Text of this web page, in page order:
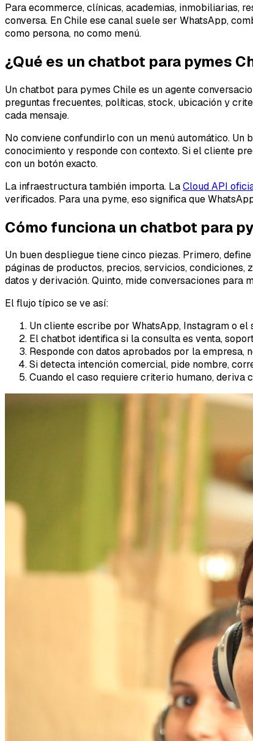
Para ecommerce, clínicas, academias, inmobiliarias,
conversa. En Chile ese canal suele ser WhatsApp,
como persona, no como menú.
¿Qué es un chatbot para pymes
Un chatbot para pymes Chile es un agente
preguntas frecuentes, políticas, stock, ubicación y
cada mensaje.
No conviene confundirlo con un menú automático. Un
conocimiento y responde con contexto. Si el cliente
con un botón exacto.
La infraestructura también importa. LaCloud API
verificados. Para una pyme, eso significa que
Cómo funciona un chatbot para
Un buen despliegue tiene cinco piezas. Primero,
páginas de productos, precios, servicios,
datos y derivación. Quinto, mide conversaciones para
El flujo típico se ve así:
Un cliente escribe por WhatsApp, Instagram o el
El chatbot identifica si la consulta es venta,
Responde con datos aprobados por la empresa,
Si detecta intención comercial, pide nombre,
Cuando el caso requiere criterio humano, deriva